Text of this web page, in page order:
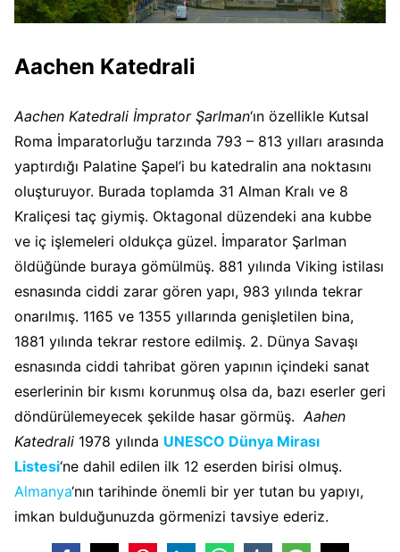
Aachen Katedrali
Aachen Katedrali İmprator Şarlman‘ın özellikle Kutsal
Roma İmparatorluğu tarzında 793 – 813 yılları arasında
yaptırdığı Palatine Şapel’i bu katedralin ana noktasını
oluşturuyor. Burada toplamda 31 Alman Kralı ve 8
Kraliçesi taç giymiş. Oktagonal düzendeki ana kubbe
ve iç işlemeleri oldukça güzel. İmparator Şarlman
öldüğünde buraya gömülmüş. 881 yılında Viking istilası
esnasında ciddi zarar gören yapı, 983 yılında tekrar
onarılmış. 1165 ve 1355 yıllarında genişletilen bina,
1881 yılında tekrar restore edilmiş. 2. Dünya Savaşı
esnasında ciddi tahribat gören yapının içindeki sanat
eserlerinin bir kısmı korunmuş olsa da, bazı eserler geri
döndürülemeyecek şekilde hasar görmüş.Aahen
Katedrali 1978 yılında UNESCO Dünya Mirası
Listesi‘ne dahil edilen ilk 12 eserden birisi olmuş.
Almanya‘nın tarihinde önemli bir yer tutan bu yapıyı,
imkan bulduğunuzda görmenizi tavsiye ederiz.